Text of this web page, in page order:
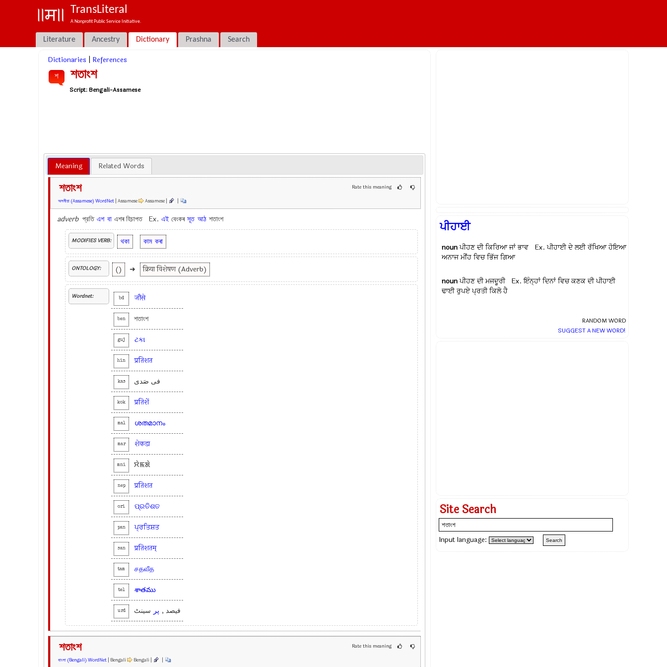
TransLiteral
A Nonprofit Public Service Initiative.
Literature Ancestry Dictionary Prashna Search
Dictionaries References
শ শতাংশ
Script:Bengali-Assamese
Meaning Related Words
Rate this meaning
শতাংশ
অসমীয়া (Assamese) WordNet| Assamese Assamese | |
adverb প্রতিএশ বা এশৰ হিচাপত Ex. এই বেংকৰসূত আঠ শতাংশ
MODIFIES VERB: থকা কাম কৰা
ONTOLOGY: () ➜ क्रिया विशेषण (Adverb)
Wordnet: bd जौसे
ben শতাংশ
guj ટકા
hin प्रतिशत
kas فی صَدی
kok प्रतिशें
mal ശതമാനം
mar शेकडा
mni ꯆꯥꯃꯗꯥ
nep प्रतिशत
ori ପ୍ରତିଶତ
pan ਪ੍ਰਤਿਸ਼ਤ
san प्रतिशतम्
tam சதவீத
tel శాతము
urd فیصد , پر سینٹ
Rate this meaning
শতাংশ
বাংলা (Bengali) WordNet| Bengali Bengali | |
ਪੀਹਾਈ
nounਪੀਹਣ ਦੀ ਕਿਰਿਆ ਜਾਂ ਭਾਵ Ex.ਪੀਹਾਈ ਦੇ ਲਈ ਰੱਖਿਆ ਹੋਇਆ
ਅਨਾਜ ਮੀਂਹ ਵਿਚ ਭਿੱਜ ਗਿਆ
nounਪੀਹਣ ਦੀ ਮਜਦੂਰੀ Ex.ਇੰਨ੍ਹਾਂ ਦਿਨਾਂ ਵਿਚ ਕਣਕ ਦੀ ਪੀਹਾਈ
ਢਾਈ ਰੁਪਏ ਪ੍ਰਤੀ ਕਿਲੋ ਹੈ
RANDOM WORD
SUGGEST A NEW WORD!
Site Search
Input language: